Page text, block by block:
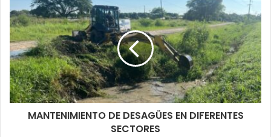
MANTENIMIENTO DE DESAGÜES EN DIFERENTES
SECTORES